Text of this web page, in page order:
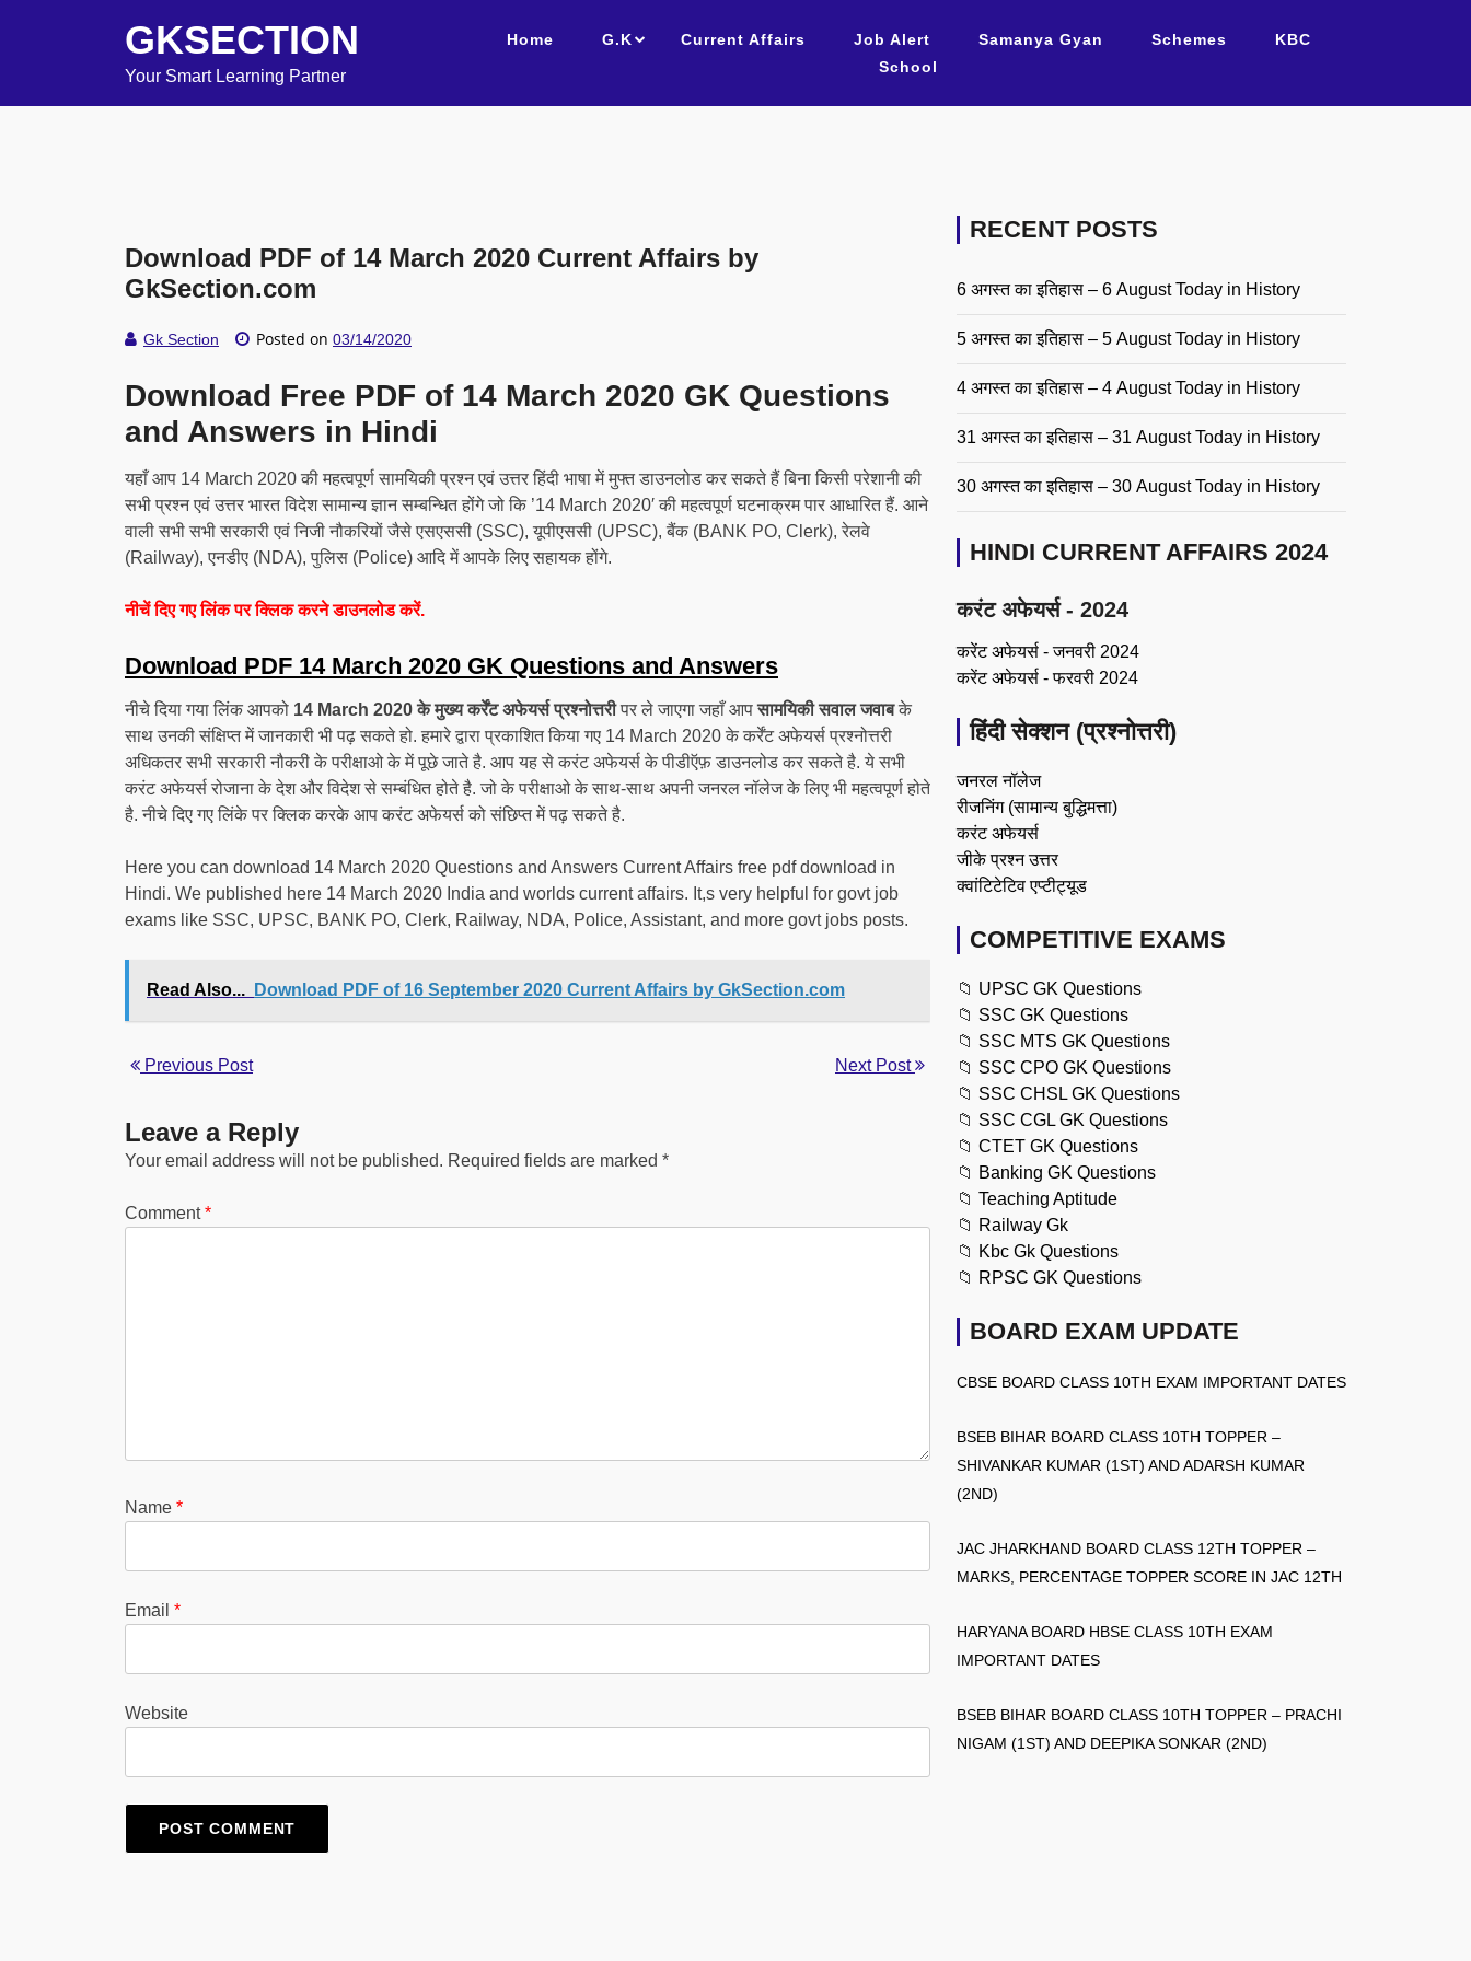
GKSECTION
Your Smart Learning Partner
Home G.K Current Affairs Job Alert Samanya Gyan Schemes
KBC
School
Download PDF of 14 March 2020 Current Affairs by
GkSection.com
Gk Section Posted on 03/14/2020
Download Free PDF of 14 March 2020 GK Questions
and Answers in Hindi
यहाँ आप 14 March 2020 की महत्वपूर्ण सामयिकी प्रश्न एवं उत्तर हिंदी भाषा में मुफ्त डाउनलोड कर सकते हैं बिना किसी परेशानी की
सभी प्रश्न एवं उत्तर भारत विदेश सामान्य ज्ञान सम्बन्धित होंगे जो कि ’14 March 2020′ की महत्वपूर्ण घटनाक्रम पार आधारित हैं. आने
वाली सभी सभी सरकारी एवं निजी नौकरियों जैसे एसएससी (SSC), यूपीएससी (UPSC), बैंक (BANK PO, Clerk), रेलवे
(Railway), एनडीए (NDA), पुलिस (Police) आदि में आपके लिए सहायक होंगे.
नीचें दिए गए लिंक पर क्लिक करने डाउनलोड करें.
Download PDF 14 March 2020 GK Questions and Answers
नीचे दिया गया लिंक आपको 14 March 2020 के मुख्य कर्रेंट अफेयर्स प्रश्नोत्तरीपर ले जाएगा जहाँ आपसामयिकी सवाल जवाबके
साथ उनकी संक्षिप्त में जानकारी भी पढ़ सकते हो. हमारे द्वारा प्रकाशित किया गए 14 March 2020 के कर्रेंट अफेयर्स प्रश्नोत्तरी
अधिकतर सभी सरकारी नौकरी के परीक्षाओ के में पूछे जाते है. आप यह से करंट अफेयर्स के पीडीऍफ़ डाउनलोड कर सकते है. ये सभी
करंट अफेयर्स रोजाना के देश और विदेश से सम्बंधित होते है. जो के परीक्षाओ के साथ-साथ अपनी जनरल नॉलेज के लिए भी महत्वपूर्ण होते
है. नीचे दिए गए लिंके पर क्लिक करके आप करंट अफेयर्स को संछिप्त में पढ़ सकते है.
Here you can download 14 March 2020 Questions and Answers Current Affairs free pdf download in
Hindi. We published here 14 March 2020 India and worlds current affairs. It,s very helpful for govt job
exams like SSC, UPSC, BANK PO, Clerk, Railway, NDA, Police, Assistant, and more govt jobs posts.
Read Also... Download PDF of 16 September 2020 Current Affairs by GkSection.com
Previous Post Next Post
Leave a Reply
Your email address will not be published. Required fields are marked *
Comment*
Name *
Email *
Website
RECENT POSTS
6 अगस्त का इतिहास – 6 August Today in History
5 अगस्त का इतिहास – 5 August Today in History
4 अगस्त का इतिहास – 4 August Today in History
31 अगस्त का इतिहास – 31 August Today in History
30 अगस्त का इतिहास – 30 August Today in History
HINDI CURRENT AFFAIRS 2024
करंट अफेयर्स - 2024
करेंट अफेयर्स - जनवरी 2024
करेंट अफेयर्स - फरवरी 2024
हिंदी सेक्शन (प्रश्नोत्तरी)
जनरल नॉलेज
रीजनिंग (सामान्य बुद्धिमत्ता)
करंट अफेयर्स
जीके प्रश्न उत्तर
क्वांटिटेटिव एप्टीट्यूड
COMPETITIVE EXAMS
📁 UPSC GK Questions
📁 SSC GK Questions
📁 SSC MTS GK Questions
📁 SSC CPO GK Questions
📁 SSC CHSL GK Questions
📁 SSC CGL GK Questions
📁 CTET GK Questions
📁 Banking GK Questions
📁 Teaching Aptitude
📁 Railway Gk
📁 Kbc Gk Questions
📁 RPSC GK Questions
BOARD EXAM UPDATE
CBSE BOARD CLASS 10TH EXAM IMPORTANT DATES
BSEB BIHAR BOARD CLASS 10TH TOPPER –
SHIVANKAR KUMAR (1ST) AND ADARSH KUMAR
(2ND)
JAC JHARKHAND BOARD CLASS 12TH TOPPER –
MARKS, PERCENTAGE TOPPER SCORE IN JAC 12TH
HARYANA BOARD HBSE CLASS 10TH EXAM
IMPORTANT DATES
BSEB BIHAR BOARD CLASS 10TH TOPPER – PRACHI
NIGAM (1ST) AND DEEPIKA SONKAR (2ND)